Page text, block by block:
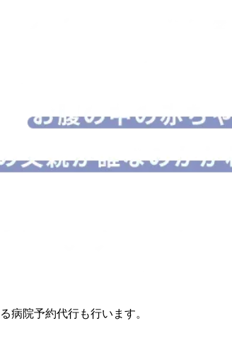
病院予約代行も行います。